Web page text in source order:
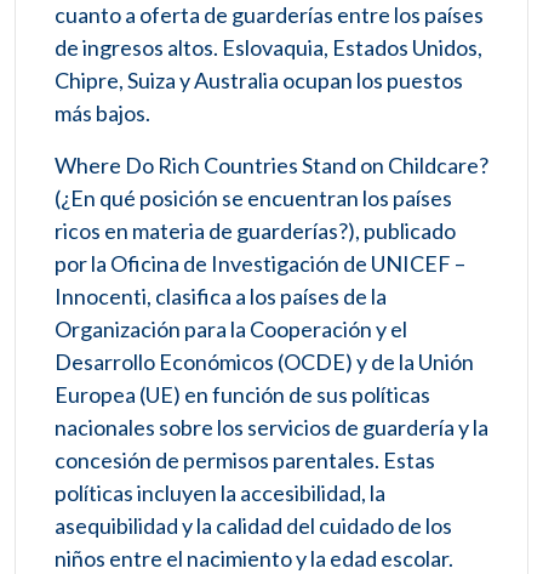
cuanto a oferta de guarderías entre los países
de ingresos altos. Eslovaquia, Estados Unidos,
Chipre, Suiza y Australia ocupan los puestos
más bajos.
Where Do Rich Countries Stand on Childcare?
(¿En qué posición se encuentran los países
ricos en materia de guarderías?), publicado
por la Oficina de Investigación de UNICEF –
Innocenti, clasifica a los países de la
Organización para la Cooperación y el
Desarrollo Económicos (OCDE) y de la Unión
Europea (UE) en función de sus políticas
nacionales sobre los servicios de guardería y la
concesión de permisos parentales. Estas
políticas incluyen la accesibilidad, la
asequibilidad y la calidad del cuidado de los
niños entre el nacimiento y la edad escolar.